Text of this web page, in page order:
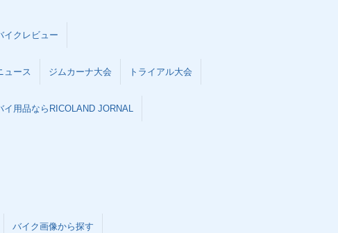
イクレビュー
ュース ジムカーナ大会 トライアル大会
イ用品ならRICOLAND JORNAL
バイク画像から探す